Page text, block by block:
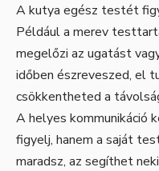
A kutya egész testét
Például a merev
megelőzi az ugatást
időben észreveszed, el
csökkentheted a
A helyes kommunikáció
figyelj, hanem a saját
maradsz, az segíthet